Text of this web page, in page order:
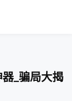
_骗局大揭